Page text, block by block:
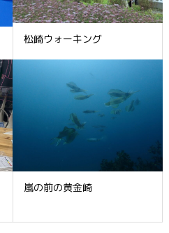
松崎ウォーキング
嵐の前の黄金崎